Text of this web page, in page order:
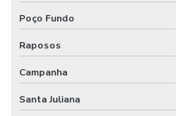
Serviço De Limpeza De Escritórios
Serviço De Limpeza Regular E
Serviço De Manutenção Predial
Serviço De Manutenção Preditiva
Poço Fundo
Raposos
Campanha
Santa Juliana